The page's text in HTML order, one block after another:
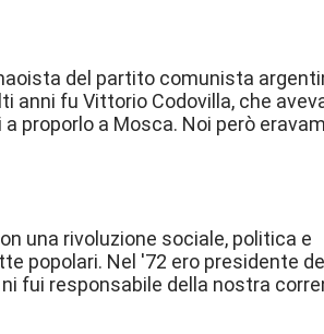
del partito comunista
anni fu Vittorio Codovilla, che
proporlo a Mosca. Noi però
una rivoluzione sociale, politica e
popolari. Nel '72 ero presidente del
fui responsabile della nostra